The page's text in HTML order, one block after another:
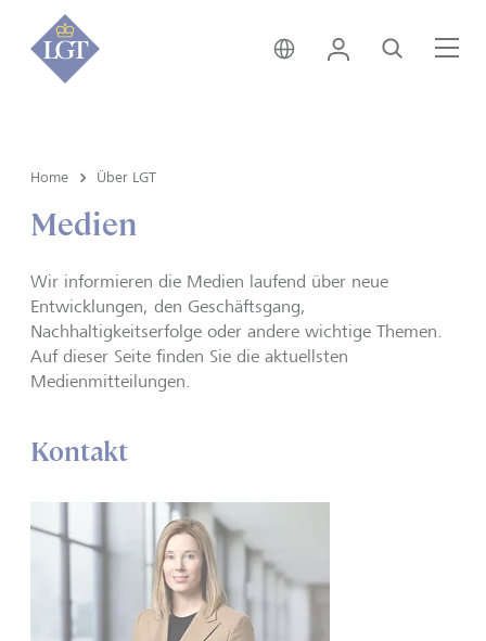
Deutschland • Deutsch
Login Suche
Home Über LGT
Medien
Wir informieren die Medien laufend über neue
Entwicklungen, den Geschäftsgang,
Nachhaltigkeitserfolge oder andere wichtige Themen.
Auf dieser Seite finden Sie die aktuellsten
Medienmitteilungen.
Kontakt